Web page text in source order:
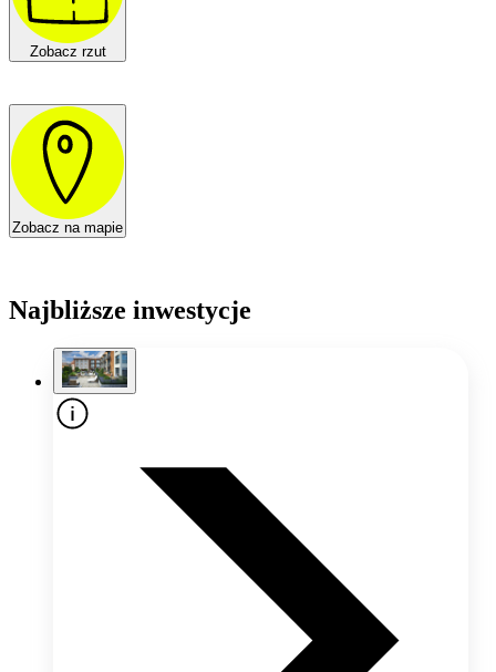
Zobacz rzut
Zobacz na mapie
Najbliższe inwestycje